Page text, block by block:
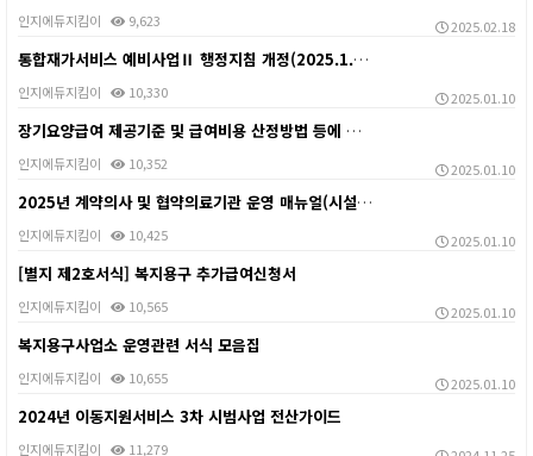
인지에듀지킴이 9,623 2025.02.18
통합재가서비스 예비사업Ⅱ 행정지침 개정(2025.1.1…
인지에듀지킴이 10,330 2025.01.10
장기요양급여 제공기준 및 급여비용 산정방법 등에 관한 …
인지에듀지킴이 10,352 2025.01.10
2025년 계약의사 및 협약의료기관 운영 매뉴얼(시설용…
인지에듀지킴이 10,425 2025.01.10
[별지 제2호서식] 복지용구 추가급여신청서
인지에듀지킴이 10,565 2025.01.10
복지용구사업소 운영관련 서식 모음집
인지에듀지킴이 10,655 2025.01.10
2024년 이동지원서비스 3차 시범사업 전산가이드
인지에듀지킴이 11,279